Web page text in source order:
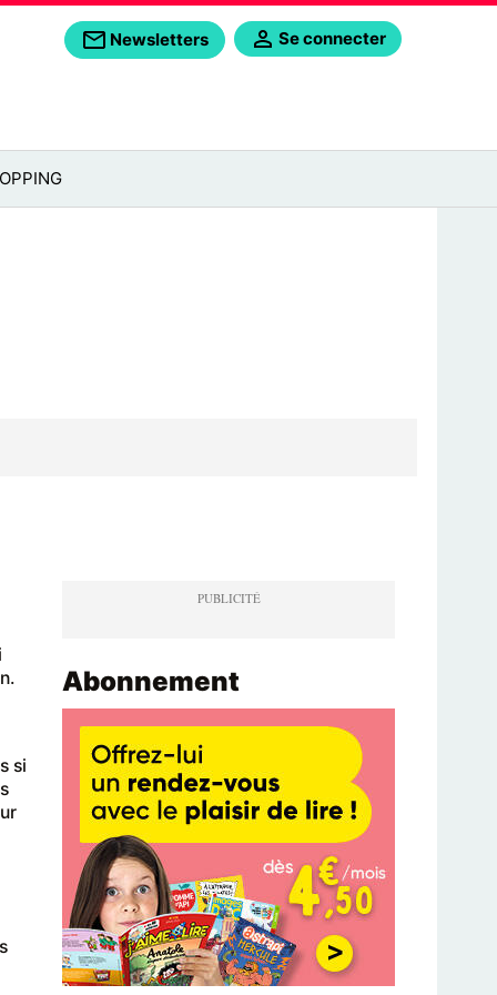
Newsletters Se connecter
si
Abonnement